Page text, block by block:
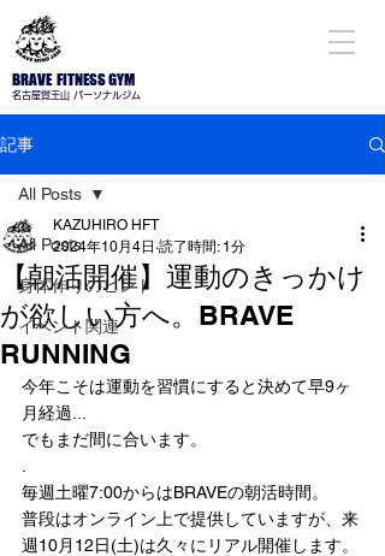
BRAVE FITNESS GYM
名古屋​覚王山 パーソナルジム
記事
All Posts
身体作りのヒント
イベント関連
All Posts
【朝活開催】運動のきっかけ
が欲しい方へ。BRAVE
RUNNING
KAZUHIRO HFT
2024年10月4日 読了時間: 1分
今年こそは運動を習慣にすると決めて早9ヶ
月経過...
でもまだ間に合います。
毎週土曜7:00からはBRAVEの朝活時間。
普段はオンライン上で提供していますが、来
週10月12日(土)は久々にリアル開催します。